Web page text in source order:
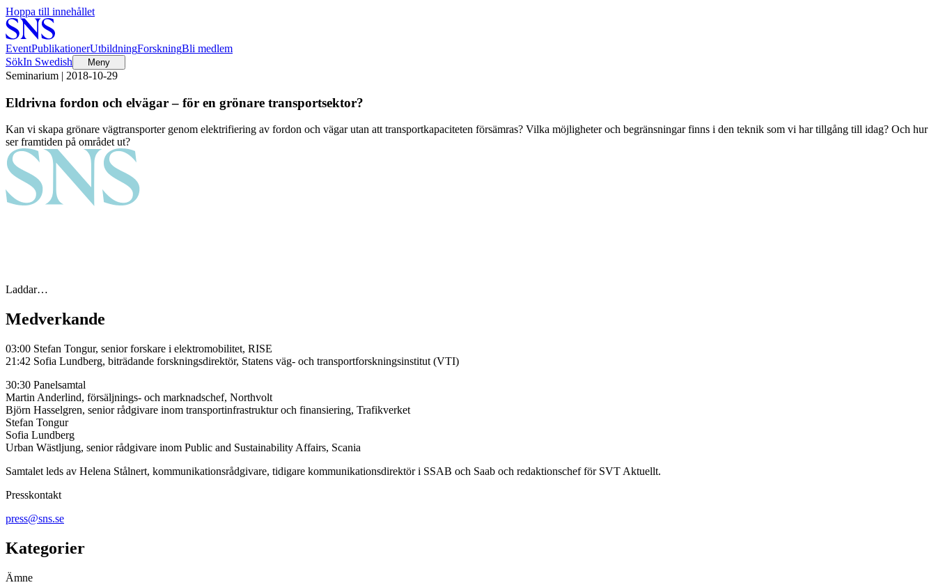
Hoppa till innehållet
EventPublikationerUtbildningForskningBli medlem
SökIn Swedish Meny
Seminarium | 2018-10-29
Eldrivna fordon och elvägar – för en grönare transportsektor?
Kan vi skapa grönare vägtransporter genom elektrifiering av fordon och vägar utan att transportkapaciteten försämras? Vilka möjligheter och begränsningar finns i den teknik som vi har tillgång till idag? Och hur
ser framtiden på området ut?
Laddar…
Medverkande
03:00 Stefan Tongur, senior forskare i elektromobilitet, RISE
21:42 Sofia Lundberg, biträdande forskningsdirektör, Statens väg- och transportforskningsinstitut (VTI)
30:30 Panelsamtal
Martin Anderlind, försäljnings- och marknadschef, Northvolt
Björn Hasselgren, senior rådgivare inom transportinfrastruktur och finansiering, Trafikverket
Stefan Tongur
Sofia Lundberg
Urban Wästljung, senior rådgivare inom Public and Sustainability Affairs, Scania
Samtalet leds av Helena Stålnert, kommunikationsrådgivare, tidigare kommunikationsdirektör i SSAB och Saab och redaktionschef för SVT Aktuellt.
Presskontakt
press@sns.se
Kategorier
Ämne